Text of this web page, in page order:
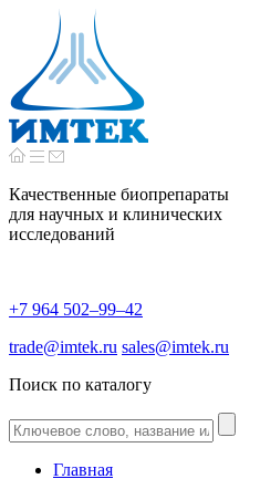
Качественные биопрепараты
для научных и клинических
исследований
+7 964 502–99–42
trade@imtek.ru sales@imtek.ru
Поиск по каталогу
Главная